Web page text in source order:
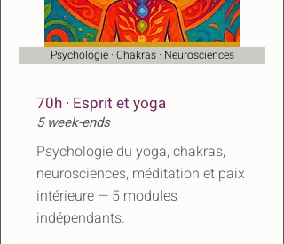
Psychologie · Chakras · Neurosciences
70h · Esprit et yoga
5 week-ends
Psychologie du yoga, chakras,
neurosciences, méditation et paix
intérieure — 5 modules
indépendants.